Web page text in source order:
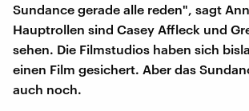
Sundance gerade alle reden", sagt
Hauptrollen sind Casey Affleck und
sehen. Die Filmstudios haben sich
einen Film gesichert. Aber das
auch noch.